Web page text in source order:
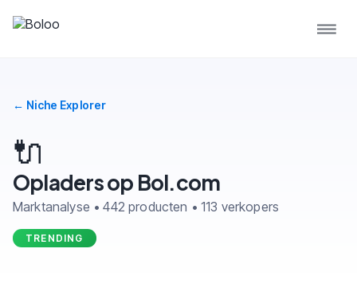
← Niche Explorer
🔌
Opladers op Bol.com
Marktanalyse • 442 producten • 113 verkopers
TRENDING